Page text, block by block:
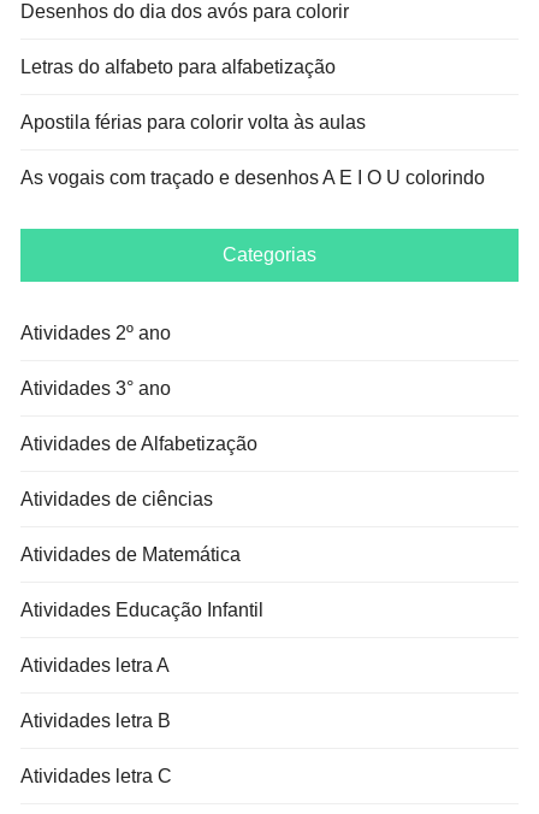
Desenhos do dia dos avós para colorir
Letras do alfabeto para alfabetização
Apostila férias para colorir volta às aulas
As vogais com traçado e desenhos A E I O U colorindo
Categorias
Atividades 2º ano
Atividades 3° ano
Atividades de Alfabetização
Atividades de ciências
Atividades de Matemática
Atividades Educação Infantil
Atividades letra A
Atividades letra B
Atividades letra C